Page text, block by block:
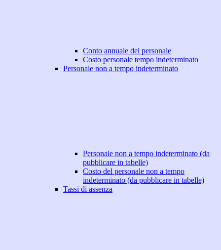
Conto annuale del personale
Costo personale tempo indeterminato
Personale non a tempo indeterminato
Personale non a tempo indeterminato (da
pubblicare in tabelle)
Costo del personale non a tempo
indeterminato (da pubblicare in tabelle)
Tassi di assenza